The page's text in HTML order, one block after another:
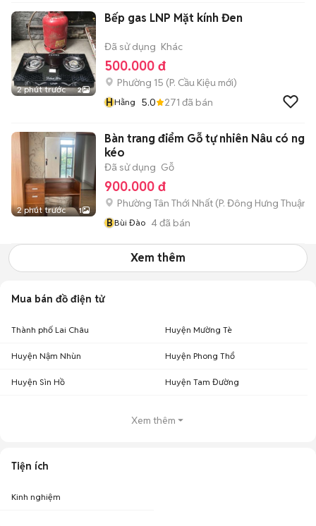
2 phút trước 2
Bếp gas LNP Mặt kính Đen
Đã sử dụng Khác
500.000 đ
Phường 15 (P. Cầu Kiệu mới)
HHằng 5.0 271 đã bán
2 phút trước 1
Bàn trang điểm Gỗ tự nhiên Nâu có
kéo
Đã sử dụng Gỗ
900.000 đ
Phường Tân Thới Nhất (P. Đông Hưng Thuận
BBùi Đào 4đã bán
Xem thêm
Mua bán đồ điện tử
Thành phố Lai Châu Huyện Mường Tè
Huyện Nậm Nhùn Huyện Phong Thổ
Huyện Sìn Hồ Huyện Tam Đường
Xem thêm
Tiện ích
Kinh nghiệm